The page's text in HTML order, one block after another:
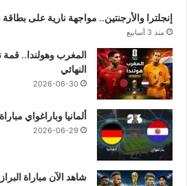
إنجلترا والأرجنتين.. مواجهة نارية على بطاقة
منذ 3 أسابيع
المغرب وهولندا.. قمة
النهائي
2026-06-30
ألمانيا وباراغواي
2026-06-29
شاهد الآن مباراة